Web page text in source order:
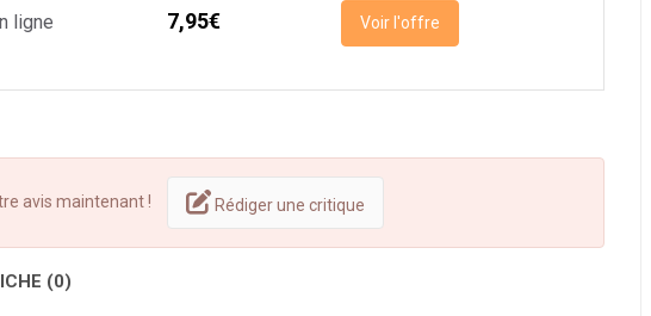
ligne 7,95€ Voir l'offre
avis maintenant ! Rédiger une critique
(0)